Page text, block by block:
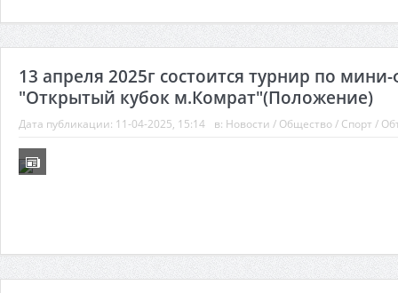
13 апреля 2025г состоится турнир по
"Открытый кубок м.Комрат"(Положение)
Дата публикации: 11-04-2025, 15:14 в: Новости / Общество/ Спорт /